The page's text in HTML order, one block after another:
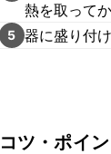
熱を取って
5 器に盛り付
コツ・ポイン